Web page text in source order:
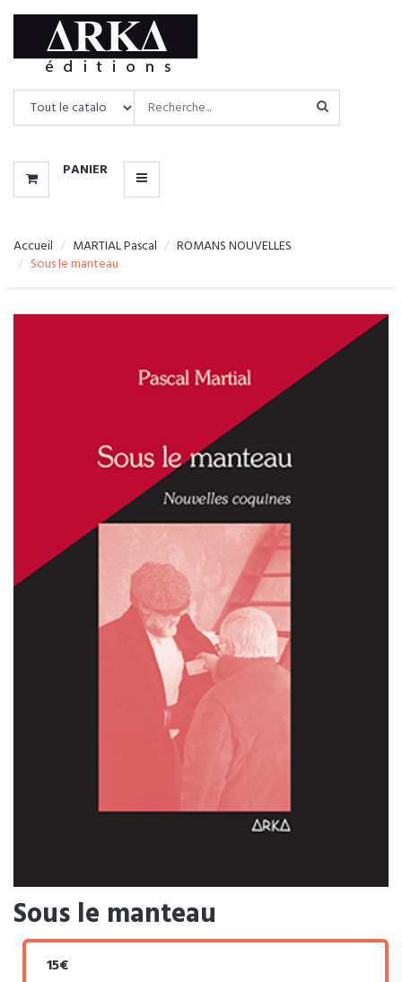
PANIER
CATALOGUE
MENU
Accueil MARTIAL Pascal
ROMANS NOUVELLES
Sous le manteau
Sous le manteau
15€